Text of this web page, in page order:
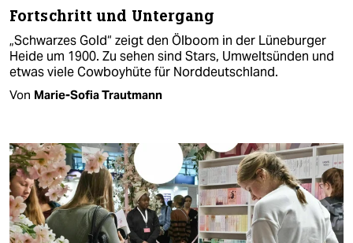
Fortschritt und Untergang
„Schwarzes Gold“ zeigt den Ölboom in der Lüneburger
Heide um 1900. Zu sehen sind Stars, Umweltsünden und
etwas viele Cowboyhüte für Norddeutschland.
Von Marie-Sofia Trautmann